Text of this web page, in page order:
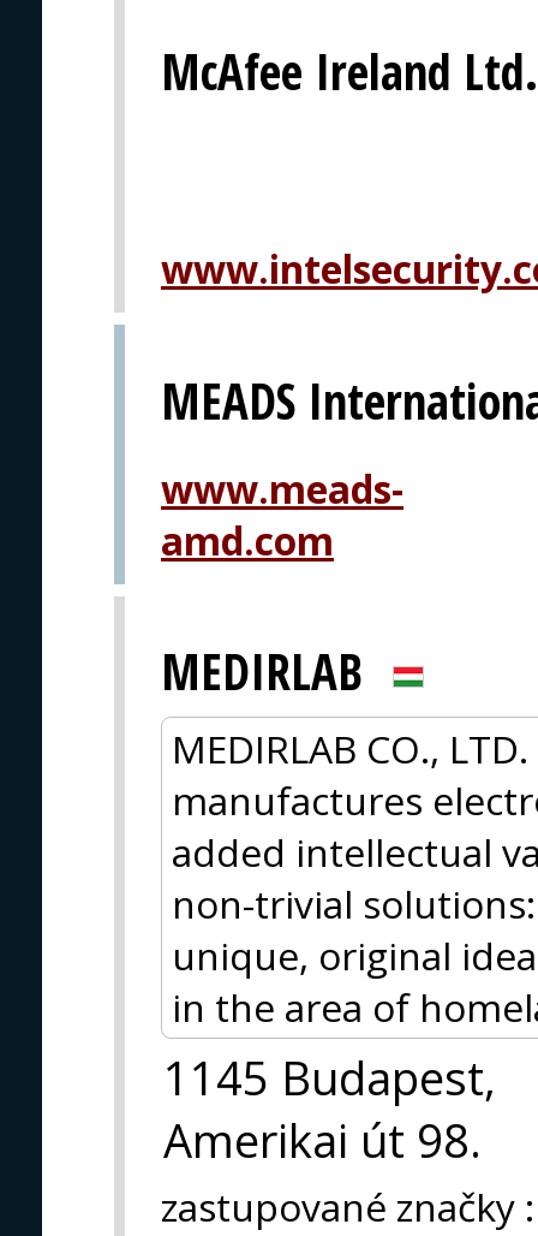
McAfee Ireland Ltd.
MEADS
www.meads-
amd.com
MEDIRLAB
MEDIRLAB CO.,
manufactures
added intellectual
non-trivial
unique, original
in the area of
1145 Budapest,
Amerikai út 98.
zastupované značky :